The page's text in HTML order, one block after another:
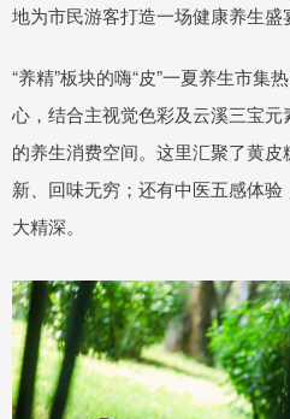
地为市民游客打造一场健康养生盛
“养精”板块的嗨“皮”一夏养生市集
心，结合主视觉色彩及云溪三宝
的养生消费空间。这里汇聚了黄
新、回味无穷；还有中医五感体
大精深。